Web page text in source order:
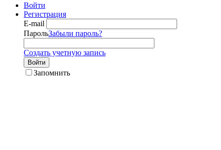
Войти
Регистрация
E-mail
ПарольЗабыли пароль?
Создать учетную запись
Войти
Запомнить